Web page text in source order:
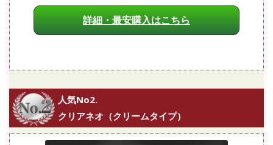
詳細・最安購入はこちら
人気No2.
クリアネオ（クリームタイプ）